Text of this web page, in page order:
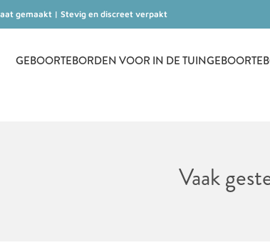
gemaakt | Stevig en discreet verpakt
GEBOORTEBORDEN VOOR IN DE TUIN
Vaak